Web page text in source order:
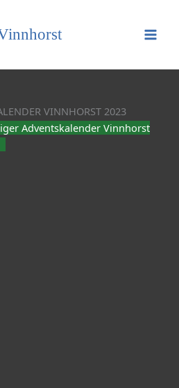
VINNHORST 2023
Adventskalender Vinnhorst